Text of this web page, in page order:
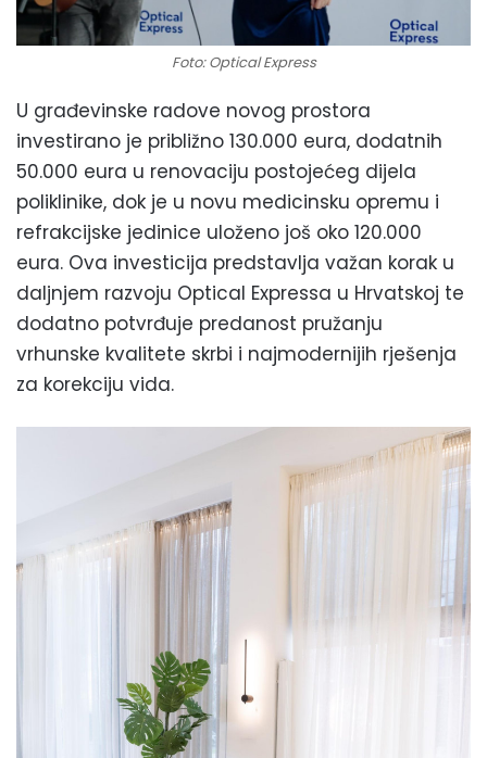
Foto: Optical Express
U građevinske radove novog prostora
investirano je približno 130.000 eura, dodatnih
50.000 eura u renovaciju postojećeg dijela
poliklinike, dok je u novu medicinsku opremu i
refrakcijske jedinice uloženo još oko 120.000
eura. Ova investicija predstavlja važan korak u
daljnjem razvoju Optical Expressa u Hrvatskoj te
dodatno potvrđuje predanost pružanju
vrhunske kvalitete skrbi i najmodernijih rješenja
za korekciju vida.